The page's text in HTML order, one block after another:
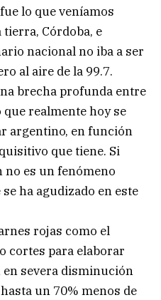
lo que veníamos
Córdoba, e
nacional no iba a ser
al aire de la 99.7.
brecha profunda entre
realmente hoy se
argentino, en función
que tiene. Si
no es un fenómeno
ha agudizado en este
rojas como el
cortes para elaborar
severa disminución
un 70% menos de